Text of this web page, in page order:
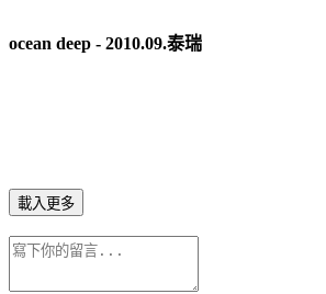
ocean deep - 2010.09.泰瑞
載入更多